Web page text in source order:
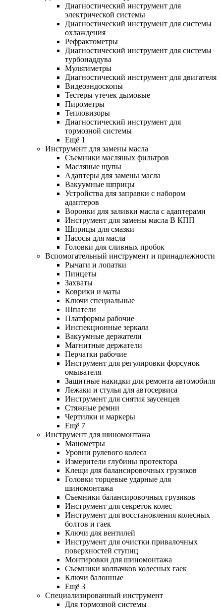
Диагностический инструмент для
электрической системы
Диагностический инструмент для системы
охлаждения
Рефрактометры
Диагностический инструмент для системы
турбонаддува
Мультиметры
Диагностический инструмент для двигателя
Видеоэндоскопы
Тестеры утечек дымовые
Пирометры
Тепловизоры
Диагностический инструмент для
тормозной системы
Ещё 1
Инструмент для замены масла
Съемники масляных фильтров
Масляные щупы
Адаптеры для замены масла
Вакуумные шприцы
Устройства для заправки с набором
адаптеров
Воронки для заливки масла с адаптерами
Инструмент для замены масла В КПП
Шприцы для смазки
Насосы для масла
Головки для сливных пробок
Вспомогательный инструмент и принадлежности
Рычаги и лопатки
Пинцеты
Захваты
Коврики и маты
Ключи специальные
Шпатели
Платформы рабочие
Инспекционные зеркала
Вакуумные держатели
Магнитные держатели
Перчатки рабочие
Инструмент для регулировки форсунок
омывателя
Защитные накидки для ремонта автомобиля
Лежаки и стулья для автосервиса
Инструмент для снятия заусенцев
Стяжные ремни
Чертилки и маркеры
Ещё 7
Инструмент для шиномонтажа
Манометры
Уровни рулевого колеса
Измерители глубины протектора
Клещи для балансировочных грузиков
Головки торцевые ударные для
шиномонтажа
Съемники балансировочных грузиков
Инструмент для секреток колес
Инструмент для восстановления колесных
болтов и гаек
Ключи для вентилей
Инструмент для очистки привалочных
поверхностей ступиц
Монтировки для шиномонтажа
Съемники колпачков колесных гаек
Ключи балонные
Ещё 3
Специализированный инструмент
Для тормозной системы